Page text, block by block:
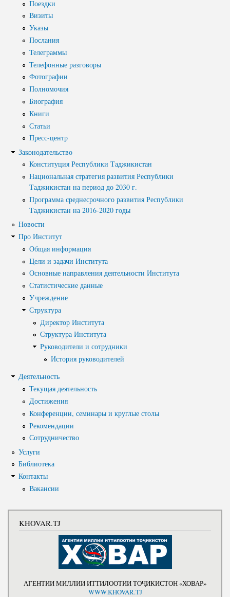
Полномочия
Биография
Статьи
Пресс-центр
ПРЕЗИДЕНТ РЕСПУБЛИКИ ТАДЖИКИСТАН
Структура Института
Руководители и сотрудники
История руководителей
Поездки
Визиты
Указы
Послания
Телеграммы
Телефонные разговоры
Фотографии
Полномочия
Биография
Книги
Статьи
Пресс-центр
Законодательство
Конституция Республики Таджикистан
Национальная стратегия развития Республики
Таджикистан на период до 2030 г.
Программа среднесрочного развития Республики
Таджикистан на 2016-2020 годы
Новости
Про Институт
Общая информация
Цели и задачи Института
Основные направления деятельности Института
Статистические данные
Учреждение
Структура
Директор Института
Структура Института
Руководители и сотрудники
История руководителей
Деятельность
Текущая деятельность
Достижения
Конференции, семинары и круглые столы
Рекомендации
Сотрудничество
Услуги
Библиотека
Контакты
Вакансии
KHOVAR.TJ
АГЕНТИИ МИЛЛИИ ИТТИЛООТИИ ТОҶИКИСТОН «ХОВАР»
WWW.KHOVAR.TJ